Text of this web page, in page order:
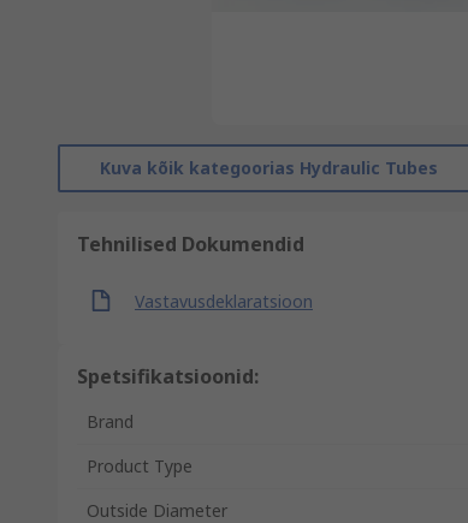
Kuva kõik kategoorias Hydraulic Tubes
Tehnilised Dokumendid
Vastavusdeklaratsioon
Spetsifikatsioonid:
Brand
Product Type
Outside Diameter